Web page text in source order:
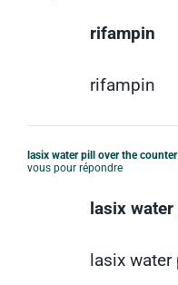
rifampin
rifampin
lasix water pill over the counter
vous pour répondre
lasix
lasix water